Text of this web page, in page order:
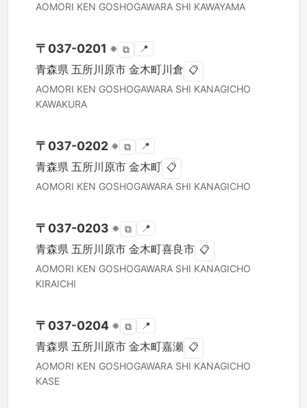
AOMORI KEN GOSHOGAWARA SHI KAWAYAMA
〒 037-0201 ※ ⧉ 📍
青森県 五所川原市 金木町川倉 📋
AOMORI KEN GOSHOGAWARA SHI KANAGICHO
KAWAKURA
〒 037-0202 ※ ⧉ 📍
青森県 五所川原市 金木町 📋
AOMORI KEN GOSHOGAWARA SHI KANAGICHO
〒 037-0203 ※ ⧉ 📍
青森県 五所川原市 金木町喜良市 📋
AOMORI KEN GOSHOGAWARA SHI KANAGICHO
KIRAICHI
〒 037-0204 ※ ⧉ 📍
青森県 五所川原市 金木町嘉瀬 📋
AOMORI KEN GOSHOGAWARA SHI KANAGICHO
KASE